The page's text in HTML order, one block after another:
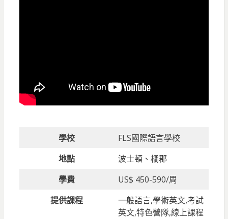
學校
FLS國際語言學校
地點
波士頓、橘郡
學費
US$ 450-590/周
提供課程
一般語言,學術英文,考試
英文,特色營隊,線上課程